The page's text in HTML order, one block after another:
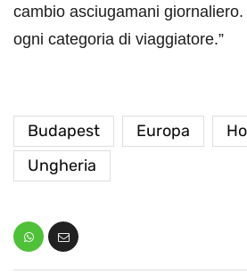
cambio asciugamani
ogni categoria di viaggiatore.”
Budapest Europa
Ungheria